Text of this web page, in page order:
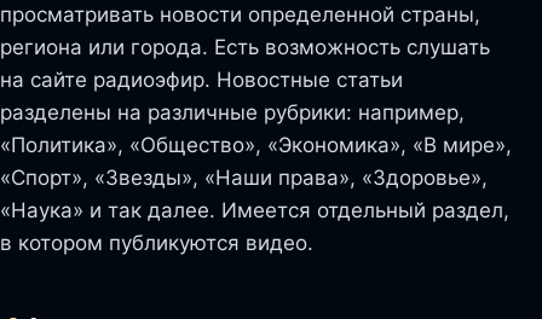
просматривать новости определенной страны,
региона или города. Есть возможность слушать
на сайте радиоэфир. Новостные статьи
разделены на различные рубрики: например,
«Политика», «Общество», «Экономика», «В мире»,
«Спорт», «Звезды», «Наши права», «Здоровье»,
«Наука» и так далее. Имеется отдельный раздел,
в котором публикуются видео.